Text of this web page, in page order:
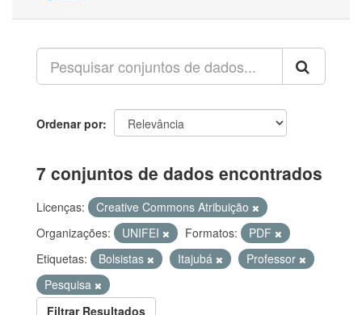
Ordenar por
7 conjuntos de dados encontrados
Licenças:
Creative Commons Atribuição
Organizações:
UNIFEI Formatos:
PDF
Etiquetas:
Bolsistas Itajubá
Professor
Pesquisa
Filtrar Resultados